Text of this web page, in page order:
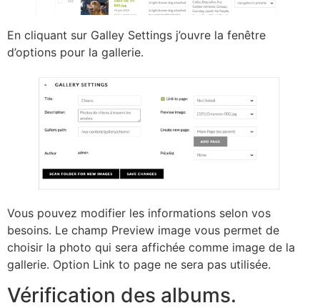
En cliquant sur Galley Settings j’ouvre la fenêtre
d’options pour la gallerie.
Vous pouvez modifier les informations selon vos
besoins. Le champ Preview image vous permet de
choisir la photo qui sera affichée comme image de la
gallerie. Option Link to page ne sera pas utilisée.
Vérification des albums.